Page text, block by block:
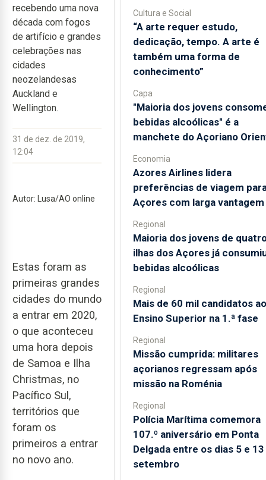
recebendo uma nova
década com fogos
de artifício e grandes
celebrações nas
cidades
neozelandesas
Auckland e
Wellington.
31 de dez. de 2019,
12:04
Autor: Lusa/AO online
Estas foram as
primeiras grandes
cidades do mundo
a entrar em 2020,
o que aconteceu
uma hora depois
de Samoa e Ilha
Christmas, no
Pacífico Sul,
territórios que
foram os
primeiros a entrar
no novo ano.
Cultura e Social
“A arte requer estudo,
dedicação, tempo. A arte é
também uma forma de
conhecimento”
Capa
"Maioria dos jovens
bebidas alcoólicas" é a
manchete do Açoriano
Economia
Azores Airlines lidera
preferências de viagem
Açores com larga vantagem
Regional
Maioria dos jovens de
ilhas dos Açores já
bebidas alcoólicas
Regional
Mais de 60 mil candidatos ao
Ensino Superior na 1.ª fase
Regional
Missão cumprida: militares
açorianos regressam após
missão na Roménia
Regional
Polícia Marítima comemora
107.º aniversário em Ponta
Delgada entre os dias 5 e
setembro